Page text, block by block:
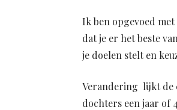
Ik ben opgevoed
dat je er het beste
je doelen stelt en
Verandering lijkt de
dochters een jaar of